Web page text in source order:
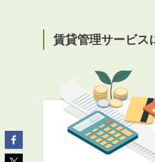
会社概要
スタッフ紹介
グループ会社紹介
採用情報
賃貸管理サービス